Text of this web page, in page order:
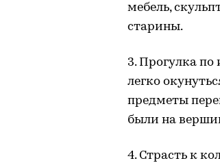
мебель,
старины.
3. Прогулка
легко
предметы
были на
4. Страсть к